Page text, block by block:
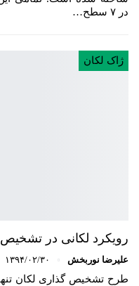
در ۷ سطح…
ژاک لکان
رویکرد لکانی در تشخیص
علیرضا نوربخش ۱۳۹۴/۰۲/۳۰